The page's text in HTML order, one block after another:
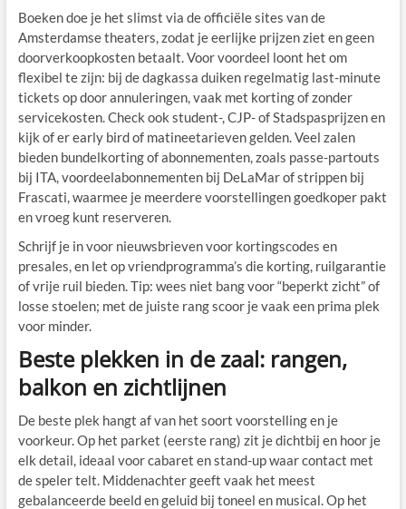
Boeken doe je het slimst via de officiële sites van de
Amsterdamse theaters, zodat je eerlijke prijzen ziet en geen
doorverkoopkosten betaalt. Voor voordeel loont het om
flexibel te zijn: bij de dagkassa duiken regelmatig last-minute
tickets op door annuleringen, vaak met korting of zonder
servicekosten. Check ook student-, CJP- of Stadspasprijzen en
kijk of er early bird of matineetarieven gelden. Veel zalen
bieden bundelkorting of abonnementen, zoals passe-partouts
bij ITA, voordeelabonnementen bij DeLaMar of strippen bij
Frascati, waarmee je meerdere voorstellingen goedkoper pakt
en vroeg kunt reserveren.
Schrijf je in voor nieuwsbrieven voor kortingscodes en
presales, en let op vriendprogramma’s die korting, ruilgarantie
of vrije ruil bieden. Tip: wees niet bang voor “beperkt zicht” of
losse stoelen; met de juiste rang scoor je vaak een prima plek
voor minder.
Beste plekken in de zaal: rangen,
balkon en zichtlijnen
De beste plek hangt af van het soort voorstelling en je
voorkeur. Op het parket (eerste rang) zit je dichtbij en hoor je
elk detail, ideaal voor cabaret en stand-up waar contact met
de speler telt. Middenachter geeft vaak het meest
gebalanceerde beeld en geluid bij toneel en musical. Op het